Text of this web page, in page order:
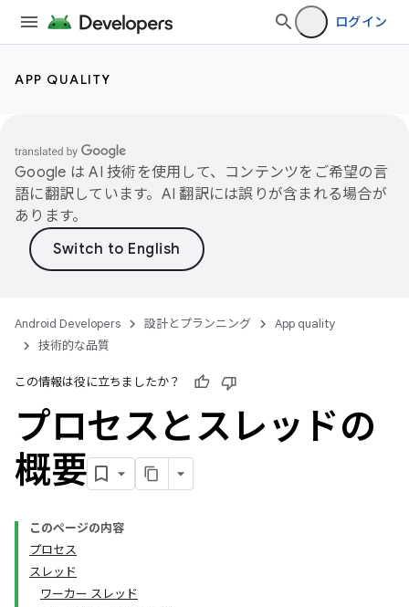
ログイン
APP QUALITY
Google は AI 技術を使用して、コンテンツをご希望の言
語に翻訳しています。AI 翻訳には誤りが含まれる場合が
あります。
Android Developers 設計とプランニング
App quality
技術的な品質
この情報は役に立ちましたか？
プロセスとスレッドの
概要
このページの内容
プロセス
スレッド
ワーカー スレッド